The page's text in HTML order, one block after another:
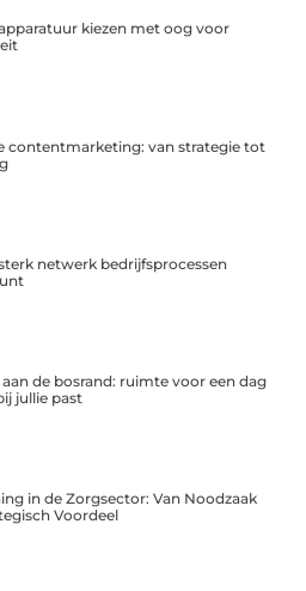
kiezen met oog voor
contentmarketing: van strategie tot
netwerk bedrijfsprocessen
de bosrand: ruimte voor een dag
jullie past
in de Zorgsector: Van Noodzaak
Voordeel